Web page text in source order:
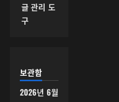
글 관리 도
구
보관함
2026년 6월